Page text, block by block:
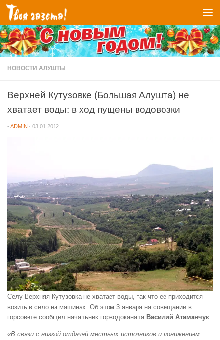
Перейти к содержимому
НОВОСТИ АЛУШТЫ
Верхней Кутузовке (Большая Алушта) не
хватает воды: в ход пущены водовозки
- ADMIN · 03.01.2012
Селу Верхняя Кутузовка не хватает воды, так что ее приходится
возить в село на машинах. Об этом 3 января на совещании в
горсовете сообщил начальник горводоканала Василий Атаманчук
«В связи с низкой отдачей местных источников и понижением